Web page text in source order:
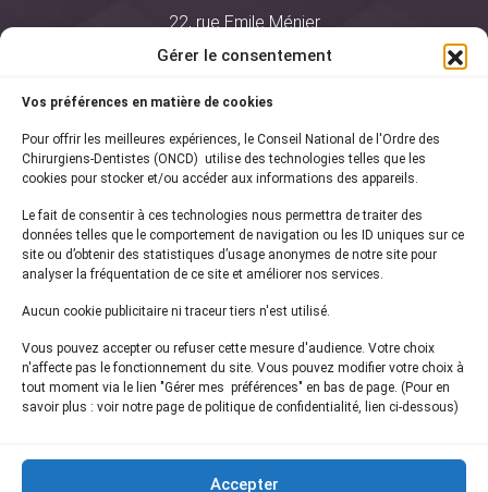
Gérer le consentement
Vos préférences en matière de cookies
Pour offrir les meilleures expériences, le Conseil National de l'Ordre des
Chirurgiens-Dentistes (ONCD) utilise des technologies telles que les
cookies pour stocker et/ou accéder aux informations des appareils.
Le fait de consentir à ces technologies nous permettra de traiter des
données telles que le comportement de navigation ou les ID uniques sur ce
site ou d’obtenir des statistiques d’usage anonymes de notre site pour
analyser la fréquentation de ce site et améliorer nos services.
Aucun cookie publicitaire ni traceur tiers n'est utilisé.
Vous pouvez accepter ou refuser cette mesure d'audience. Votre choix
n'affecte pas le fonctionnement du site. Vous pouvez modifier votre choix à
tout moment via le lien "Gérer mes préférences" en bas de page. (Pour en
savoir plus : voir notre page de politique de confidentialité, lien ci-dessous)
Accepter
22, rue Emile Ménier
75761 Paris Cedex 16
01 44 34 78 80
courrier@oncd.org
Actualités
Presse
Informations légales
Plan du site
Inscrivez-vous à notrenewsletter